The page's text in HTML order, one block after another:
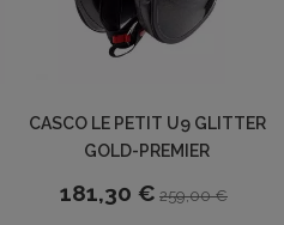
CASCO LE PETIT U9 GLITTER
GOLD-PREMIER
181,30 € 259,00 €